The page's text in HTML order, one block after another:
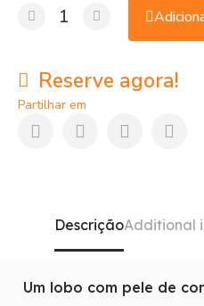
Reserve agora!
Partilhar em
DescriçãoAdditional
Um lobo com pele de